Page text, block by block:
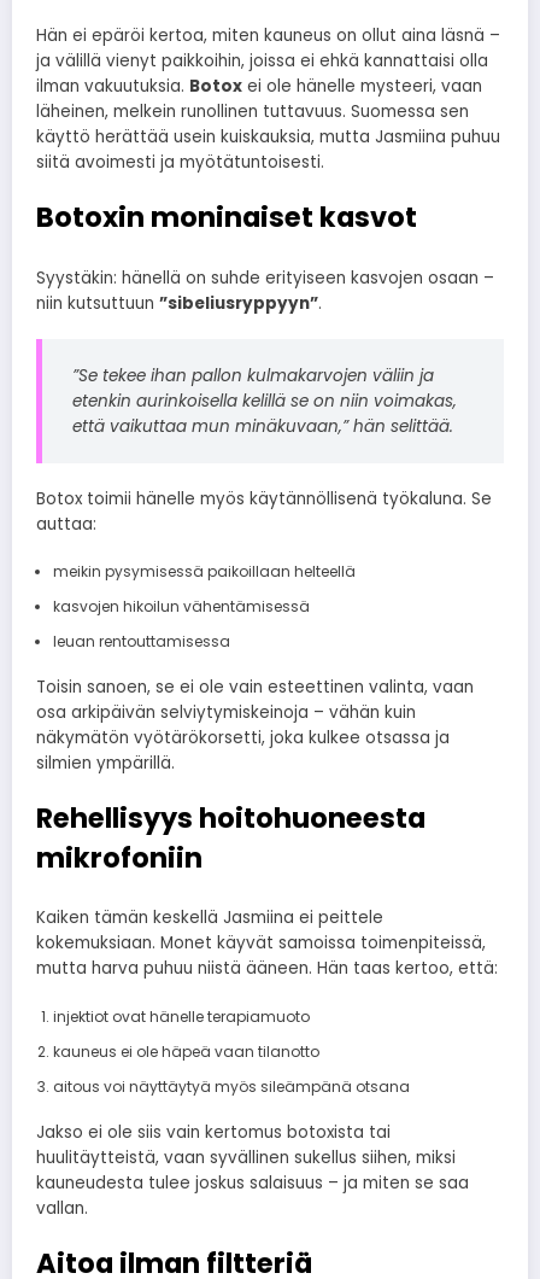
Hän ei epäröi kertoa, miten kauneus on ollut aina läsnä –
ja välillä vienyt paikkoihin, joissa ei ehkä kannattaisi olla
ilman vakuutuksia. Botox ei ole hänelle mysteeri, vaan
läheinen, melkein runollinen tuttavuus. Suomessa sen
käyttö herättää usein kuiskauksia, mutta Jasmiina puhuu
siitä avoimesti ja myötätuntoisesti.
Botoxin moninaiset kasvot
Syystäkin: hänellä on suhde erityiseen kasvojen osaan –
niin kutsuttuun ”sibeliusryppyyn”.
”Se tekee ihan pallon kulmakarvojen väliin ja
etenkin aurinkoisella kelillä se on niin voimakas,
että vaikuttaa mun minäkuvaan,” hän selittää.
Botox toimii hänelle myös käytännöllisenä työkaluna. Se
auttaa:
meikin pysymisessä paikoillaan helteellä
kasvojen hikoilun vähentämisessä
leuan rentouttamisessa
Toisin sanoen, se ei ole vain esteettinen valinta, vaan
osa arkipäivän selviytymiskeinoja – vähän kuin
näkymätön vyötärökorsetti, joka kulkee otsassa ja
silmien ympärillä.
Rehellisyys hoitohuoneesta
mikrofoniin
Kaiken tämän keskellä Jasmiina ei peittele
kokemuksiaan. Monet käyvät samoissa toimenpiteissä,
mutta harva puhuu niistä ääneen. Hän taas kertoo, että:
injektiot ovat hänelle terapiamuoto
kauneus ei ole häpeä vaan tilanotto
aitous voi näyttäytyä myös sileämpänä otsana
Jakso ei ole siis vain kertomus botoxista tai
huulitäytteistä, vaan syvällinen sukellus siihen, miksi
kauneudesta tulee joskus salaisuus – ja miten se saa
vallan.
Aitoa ilman filtteriä